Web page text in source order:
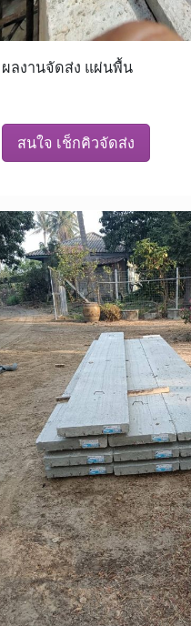
ผลงานจัดส่ง แผ่นพื้น
สนใจ เช็กคิวจัดส่ง